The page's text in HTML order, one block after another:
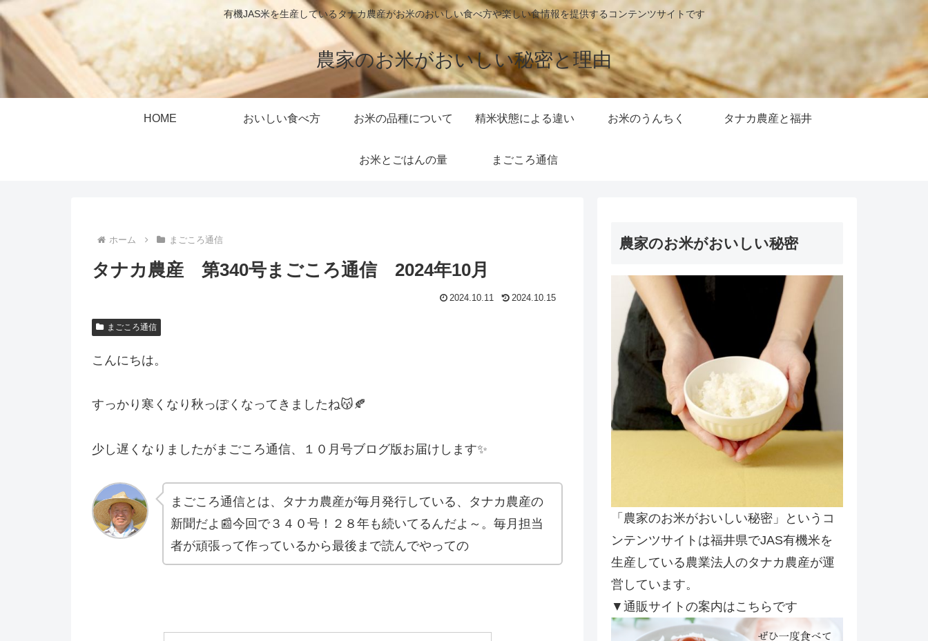
有機JAS米を生産しているタナカ農産がお米のおいしい食べ方や楽しい食情報を提供するコンテンツサイトです
農家のお米がおいしい秘密と理由
HOME おいしい食べ方 お米の品種について 精米状態による違い お米のうんちく タナカ農産と福井
お米とごはんの量 まごころ通信
ホーム まごころ通信
タナカ農産 第340号まごころ通信 2024年10月
2024.10.11 2024.10.15
まごころ通信
こんにちは。
すっかり寒くなり秋っぽくなってきましたね😽🍂
少し遅くなりましたがまごころ通信、１０月号ブログ版お届けします✨
まごころ通信とは、タナカ農産が毎月発行している、タナカ農産の
新聞だよ📰今回で３４０号！２８年も続いてるんだよ～。毎月担当
者が頑張って作っているから最後まで読んでやっての
農家のお米がおいしい秘密
「農家のお米がおいしい秘密」というコ
ンテンツサイトは福井県でJAS有機米を
生産している農業法人のタナカ農産が運
営しています。
▼通販サイトの案内はこちらです